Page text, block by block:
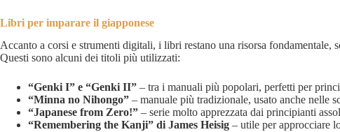
Libri per imparare il giapponese
Accanto a corsi e strumenti digitali, i libri restano una risorsa fondamentale,
Questi sono alcuni dei titoli più utilizzati:
“Genki I” e “Genki II” – tra i manuali più popolari, perfetti per
“Minna no Nihongo” – manuale più tradizionale, usato anche nelle
“Japanese from Zero!” – serie molto apprezzata dai principianti
“Remembering the Kanji” di James Heisig – utile per approcciare